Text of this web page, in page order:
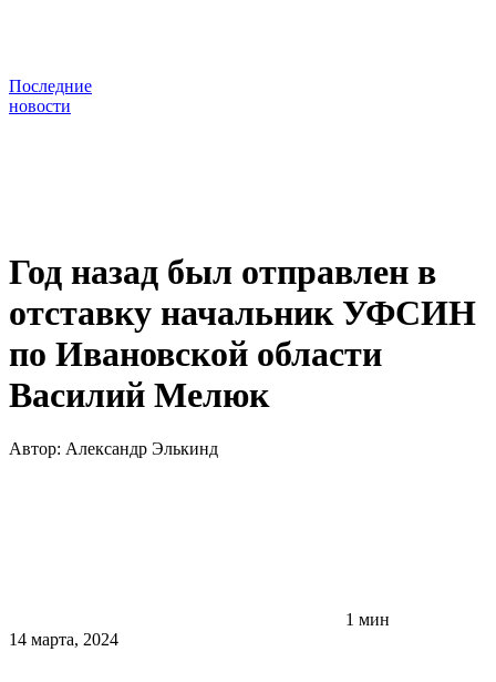
Последние
новости
Год назад был отправлен в
отставку начальник УФСИН
по Ивановской области
Василий Мелюк
Автор: Александр Элькинд
1 мин
14 марта, 2024